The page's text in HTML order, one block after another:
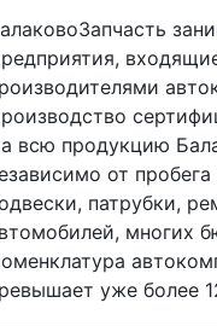
пистон)
тройники
всю продукцию
от
патрубки,
многих
уже более